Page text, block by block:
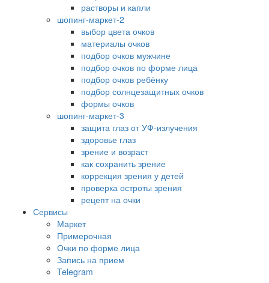
растворы и капли
шопинг-маркет-2
выбор цвета очков
материалы очков
подбор очков мужчине
подбор очков по форме лица
подбор очков ребёнку
подбор солнцезащитных очков
формы очков
шопинг-маркет-3
защита глаз от УФ-излучения
здоровье глаз
зрение и возраст
как сохранить зрение
коррекция зрения у детей
проверка остроты зрения
рецепт на очки
Сервисы
Маркет
Примерочная
Очки по форме лица
Запись на прием
Telegram